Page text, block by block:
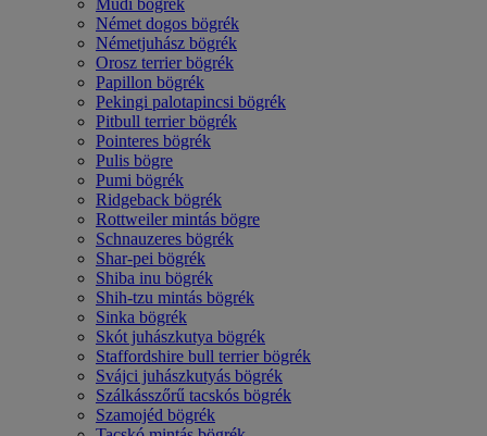
Mudi bögrék
Német dogos bögrék
Németjuhász bögrék
Orosz terrier bögrék
Papillon bögrék
Pekingi palotapincsi bögrék
Pitbull terrier bögrék
Pointeres bögrék
Pulis bögre
Pumi bögrék
Ridgeback bögrék
Rottweiler mintás bögre
Schnauzeres bögrék
Shar-pei bögrék
Shiba inu bögrék
Shih-tzu mintás bögrék
Sinka bögrék
Skót juhászkutya bögrék
Staffordshire bull terrier bögrék
Svájci juhászkutyás bögrék
Szálkásszőrű tacskós bögrék
Szamojéd bögrék